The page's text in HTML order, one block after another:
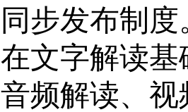
同步发布制
在文字解读
音频解读、 视